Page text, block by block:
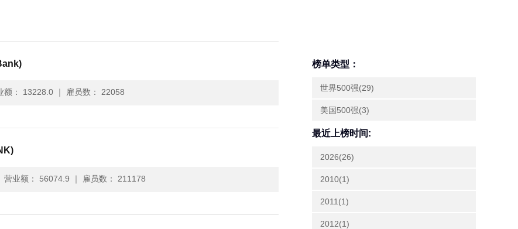
额： 13228.0 ｜ 雇员数： 22058
营业额： 56074.9 ｜ 雇员数： 211178
榜单类型：
世界500强(29)
美国500强(3)
最近上榜时间:
2026(26)
2010(1)
2011(1)
2012(1)